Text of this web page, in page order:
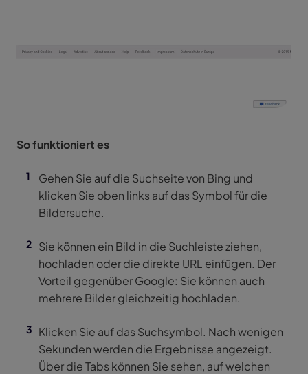
So funktioniert es
Gehen Sie auf die Suchseite von Bing und
klicken Sie oben links auf das Symbol für die
Bildersuche.
Sie können ein Bild in die Suchleiste ziehen,
hochladen oder die direkte URL einfügen. Der
Vorteil gegenüber Google: Sie können auch
mehrere Bilder gleichzeitig hochladen.
Klicken Sie auf das Suchsymbol. Nach wenigen
Sekunden werden die Ergebnisse angezeigt.
Über die Tabs können Sie sehen, auf welchen